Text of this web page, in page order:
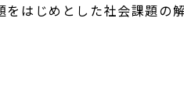
はじめとした社会課題の